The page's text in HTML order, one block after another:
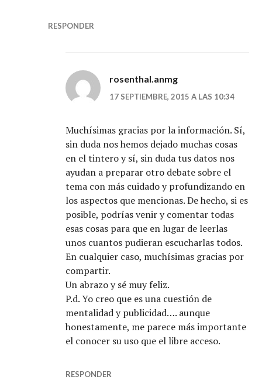
RESPONDER
rosenthal.anmg
17 SEPTIEMBRE, 2015 A LAS 10:34
Muchísimas gracias por la información. Sí,
sin duda nos hemos dejado muchas cosas
en el tintero y sí, sin duda tus datos nos
ayudan a preparar otro debate sobre el
tema con más cuidado y profundizando en
los aspectos que mencionas. De hecho, si es
posible, podrías venir y comentar todas
esas cosas para que en lugar de leerlas
unos cuantos pudieran escucharlas todos.
En cualquier caso, muchísimas gracias por
compartir.
Un abrazo y sé muy feliz.
P.d. Yo creo que es una cuestión de
mentalidad y publicidad…. aunque
honestamente, me parece más importante
el conocer su uso que el libre acceso.
RESPONDER